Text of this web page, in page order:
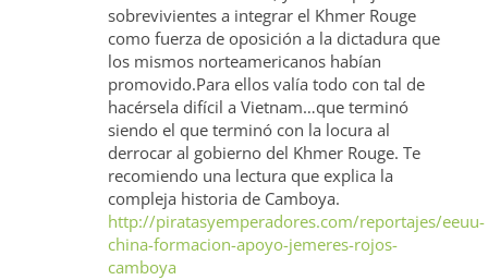
sobrevivientes a integrar el Khmer Rouge
como fuerza de oposición a la dictadura que
los mismos norteamericanos habían
promovido.Para ellos valía todo con tal de
hacérsela difícil a Vietnam…que terminó
siendo el que terminó con la locura al
derrocar al gobierno del Khmer Rouge. Te
recomiendo una lectura que explica la
compleja historia de Camboya.
http://piratasyemperadores.com/reportajes/eeuu-
china-formacion-apoyo-jemeres-rojos-
camboya